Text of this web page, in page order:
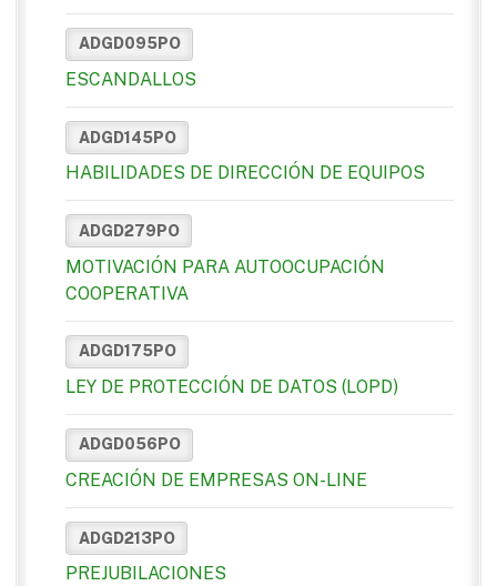
ADGD095PO
ESCANDALLOS
ADGD145PO
HABILIDADES DE DIRECCIÓN DE EQUIPOS
ADGD279PO
MOTIVACIÓN PARA AUTOOCUPACIÓN
COOPERATIVA
ADGD175PO
LEY DE PROTECCIÓN DE DATOS (LOPD)
ADGD056PO
CREACIÓN DE EMPRESAS ON-LINE
ADGD213PO
PREJUBILACIONES